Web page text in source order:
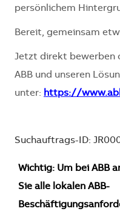
persönlichem
Bereit, gemeinsam
Jetzt direkt bewerben
ABB und unseren
unter: https://
Suchauftrags-ID:
Wichtig: Um bei ABB
Sie alle lokalen ABB-